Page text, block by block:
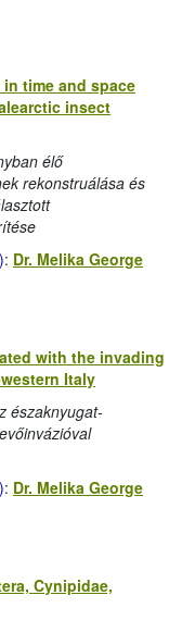
time and space
insect
élő
rekonstruálása és
: Dr. Melika George
with the invading
Italy
északnyugat-
: Dr. Melika George
Cynipidae,